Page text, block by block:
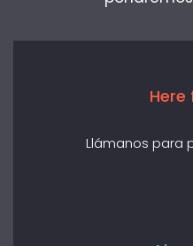
Here
Llámanos para